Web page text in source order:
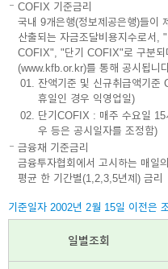
COFIX 기준금리
국내 9개은행(정보제공은행)들이
산출되는 자금조달비용지수로서
COFIX", "단기 COFIX"로 구분되
(www.kfb.or.kr)를 통해 공시됩니
잔액기준 및 신규취급액기
휴일인 경우 익영업일)
단기COFIX : 매주 수요일
우 등은 공시일자를 조정함)
금융채 기준금리
금융투자협회에서 고시하는 매일
평균 한 기간별(1,2,3,5년제) 금리
기준일자 2002년 2월 15일 이전은
일별조회